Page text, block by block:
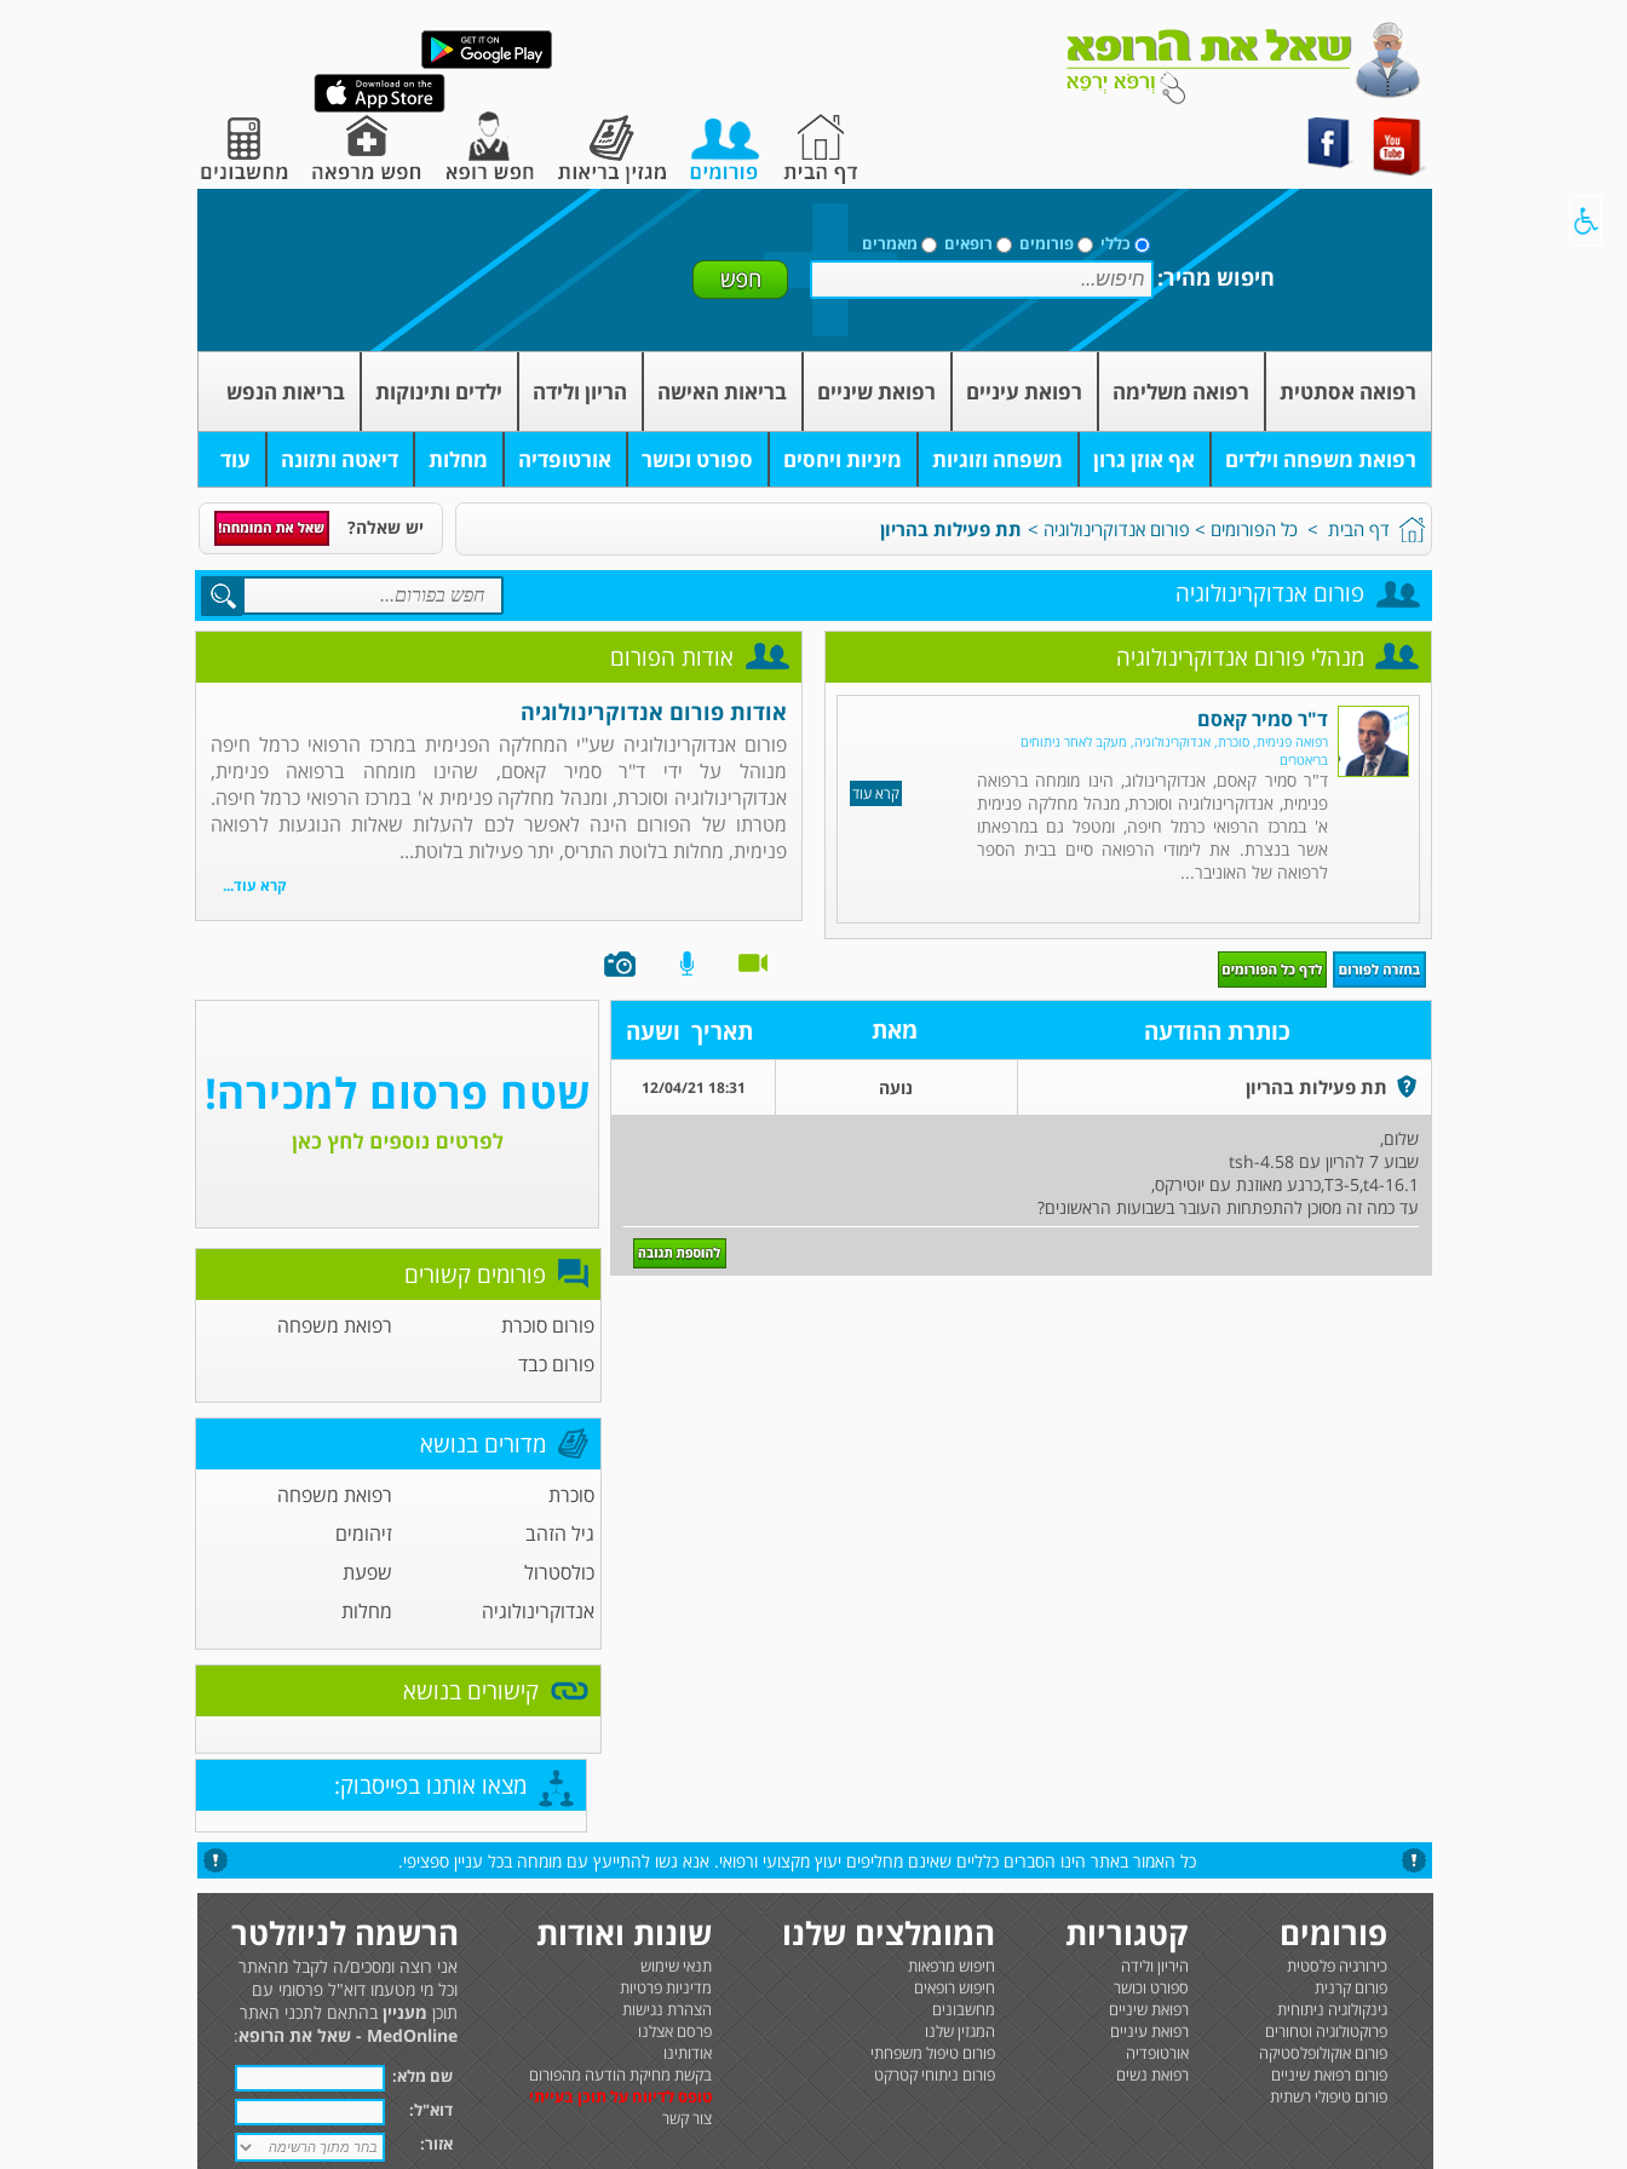
כללי פורומים רופאים מאמרים
חיפוש מהיר:
רפואה אסתטית רפואה משלימה רפואת עיניים רפואת שיניים בריאות האישה הריון ולידה ילדים ותינוקות בריאות הנפש
רפואת משפחה וילדים אף אוזן גרון משפחה וזוגיות מיניות ויחסים ספורט וכושר אורטופדיה מחלות דיאטה ותזונה עוד
דף הבית > כל הפורומים > פורום אנדוקרינולוגיה > תת פעילות בהריון יש שאלה?
פורום אנדוקרינולוגיה
אודות הפורום
אודות פורום אנדוקרינולוגיה
פורום אנדוקרינולוגיה שע"י המחלקה הפנימית במרכז הרפואי כרמל חיפה
מנוהל על ידי ד"ר סמיר קאסם, שהינו מומחה ברפואה פנימית,
אנדוקרינולוגיה וסוכרת, ומנהל מחלקה פנימית א' במרכז הרפואי כרמל חיפה.
מטרתו של הפורום הינה לאפשר לכם להעלות שאלות הנוגעות לרפואה
פנימית, מחלות בלוטת התריס, יתר פעילות בלוטת...
קרא עוד...
מנהלי פורום אנדוקרינולוגיה
קרא עוד
ד"ר סמיר קאסם
רפואה פנימית, סוכרת, אנדוקרינולוגיה, מעקב לאחר ניתוחים
בריאטרים
ד"ר סמיר קאסם, אנדוקרינולוג, הינו מומחה ברפואה
פנימית, אנדוקרינולוגיה וסוכרת, מנהל מחלקה פנימית
א' במרכז הרפואי כרמל חיפה, ומטפל גם במרפאתו
אשר בנצרת. את לימודי הרפואה סיים בבית הספר
לרפואה של האוניבר...
כותרת ההודעה מאת תאריך ושעה
תת פעילות בהריון נועה 18:31 12/04/21
שלום,
שבוע 7 להריון עם tsh-4.58
T3-5,t4-16.1,כרגע מאוזנת עם יוטירקס,
עד כמה זה מסוכן להתפתחות העובר בשבועות הראשונים?
פורומים קשורים
פורום סוכרת
רפואת משפחה
פורום כבד
מדורים בנושא
סוכרת
רפואת משפחה
גיל הזהב
זיהומים
כולסטרול
שפעת
אנדוקרינולוגיה
מחלות
קישורים בנושא
מצאו אותנו בפייסבוק:
כל האמור באתר הינו הסברים כלליים שאינם מחליפים יעוץ מקצועי ורפואי. אנא גשו להתייעץ עם מומחה בכל עניין ספציפי.
פורומים
כירורגיה פלסטית
פורום קרנית
גינקולוגיה ניתוחית
פרוקטולוגיה וטחורים
פורום אוקולופלסטיקה
פורום רפואת שיניים
פורום טיפולי רשתית
קטגוריות
היריון ולידה
ספורט וכושר
רפואת שיניים
רפואת עיניים
אורטופדיה
רפואת נשים
המומלצים שלנו
חיפוש מרפאות
חיפוש רופאים
מחשבונים
המגזין שלנו
פורום טיפול משפחתי
פורום ניתוחי קטרקט
שונות ואודות
תנאי שימוש
מדיניות פרטיות
הצהרת נגישות
פרסם אצלנו
אודותינו
בקשת מחיקת הודעה מהפורום
טופס לדיווח על תוכן בעייתי
צור קשר
הרשמה לניוזלטר
אני רוצה ומסכים/ה לקבל מהאתר
וכל מי מטעמו דוא"ל פרסומי עם
תוכן מענייןבהתאם לתכני האתר
MedOnline - שאל את הרופא
:
שם מלא:
דוא"ל:
אזור: